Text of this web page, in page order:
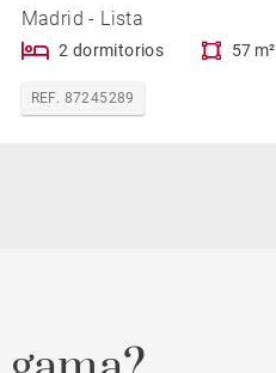
Madrid - Lista
2 dormitorios 57 m²
REF. 87245289